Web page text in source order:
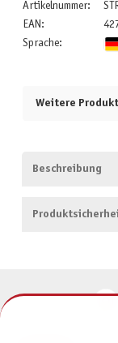
Artikelnummer:
EAN:
Sprache:
Weitere
Beschreibung